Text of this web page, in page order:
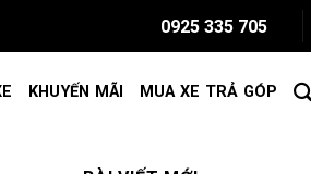
0925 335 705
KHUYẾN MÃI MUA XE TRẢ GÓP